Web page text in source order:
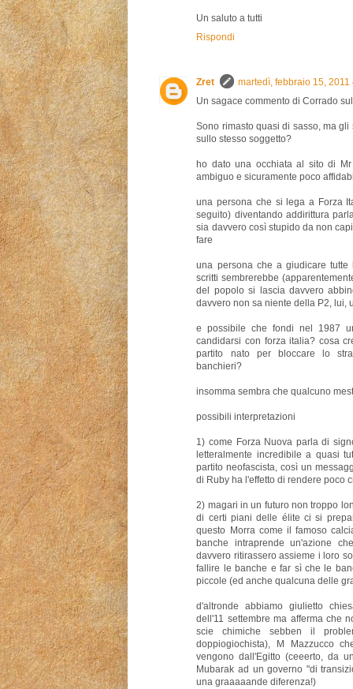
Un saluto a tutti
Rispondi
Zret
martedì, febbraio 15, 2011
Un sagace commento di Corrado
Sono rimasto quasi di sasso, ma
sullo stesso soggetto?
ho dato una occhiata al sito di
ambiguo e sicuramente poco
una persona che si lega a Forza
seguito) diventando addirittura
sia davvero così stupido da non
fare
una persona che a giudicare
scritti sembrerebbe
del popolo si lascia davvero
davvero non sa niente della P2, lui,
e possibile che fondi nel 1987
candidarsi con forza italia? cosa
partito nato per bloccare lo
banchieri?
insomma sembra che qualcuno
possibili interpretazioni
1) come Forza Nuova parla di
letteralmente incredibile a quasi
partito neofascista, così un
di Ruby ha l'effetto di rendere poco
2) magari in un futuro non troppo
di certi piani delle élite ci si
questo Morra come il famoso
banche intraprende un'azione
davvero ritirassero assieme i loro
fallire le banche e far sì che le
piccole (ed anche qualcuna delle
d'altronde abbiamo giulietto
dell'11 settembre ma afferma che
scie chimiche sebben il
doppiogiochista), M Mazzucco
vengono dall'Egitto (ceeerto, da
Mubarak ad un governo "di
una graaaaande diferenza!)